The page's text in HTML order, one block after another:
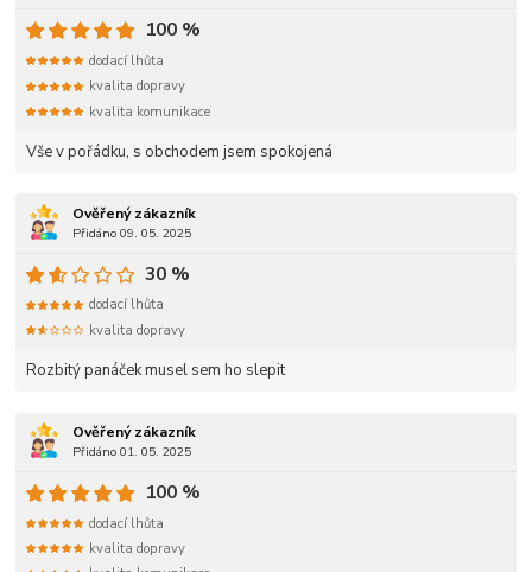
Vše v pořádku, s obchodem jsem spokojená
100 %
dodací lhůta
kvalita dopravy
kvalita komunikace
Ověřený zákazník
Přidáno 09. 05. 2025
Rozbitý panáček musel sem ho slepit
30 %
dodací lhůta
kvalita dopravy
Ověřený zákazník
Přidáno 01. 05. 2025
100 %
dodací lhůta
kvalita dopravy